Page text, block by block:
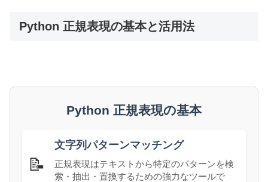
Python 正規表現の基本と活用法
Python 正規表現の基本
📝
文字列パターンマッチング
正規表現はテキストから特定のパターンを検
索・抽出・置換するための強力なツールで